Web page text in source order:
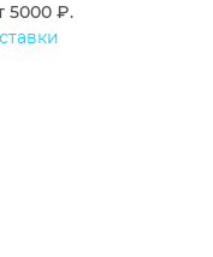
5000 ₽.